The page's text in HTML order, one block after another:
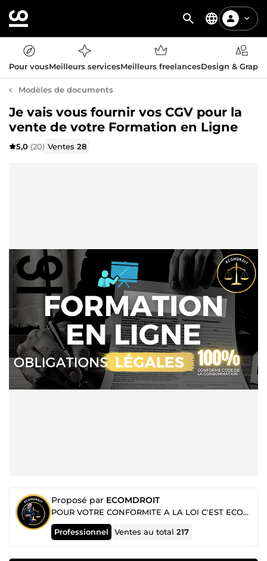
Pour vousMeilleurs servicesMeilleurs freelancesDesign &
Modèles de documents
Je vais vous fournir vos CGV pour la
vente de votre Formation en Ligne
5,0 (20) Ventes28
Proposé par ECOMDROIT
POUR VOTRE CONFORMITE A LA LOI C'EST ECOMDROIT
Professionnel Ventes au total217